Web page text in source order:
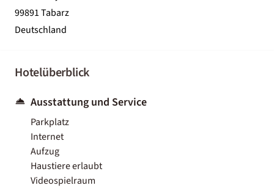
99891 Tabarz
Deutschland
Hotelüberblick
Ausstattung und Service
Parkplatz
Internet
Aufzug
Haustiere erlaubt
Videospielraum